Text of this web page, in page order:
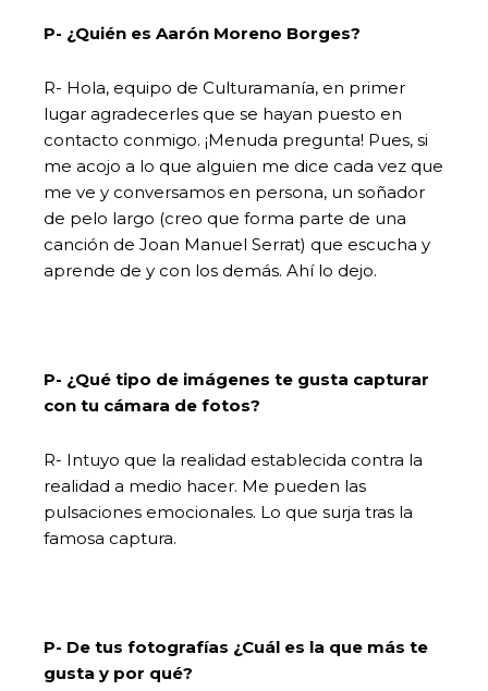
P- ¿Quién es Aarón Moreno Borges?
R- Hola, equipo de Culturamanía, en primer
lugar agradecerles que se hayan puesto en
contacto conmigo. ¡Menuda pregunta! Pues, si
me acojo a lo que alguien me dice cada vez que
me ve y conversamos en persona, un soñador
de pelo largo (creo que forma parte de una
canción de Joan Manuel Serrat) que escucha y
aprende de y con los demás. Ahí lo dejo.
P- ¿Qué tipo de imágenes te gusta capturar
con tu cámara de fotos?
R- Intuyo que la realidad establecida contra la
realidad a medio hacer. Me pueden las
pulsaciones emocionales. Lo que surja tras la
famosa captura.
P- De tus fotografías ¿Cuál es la que más te
gusta y por qué?